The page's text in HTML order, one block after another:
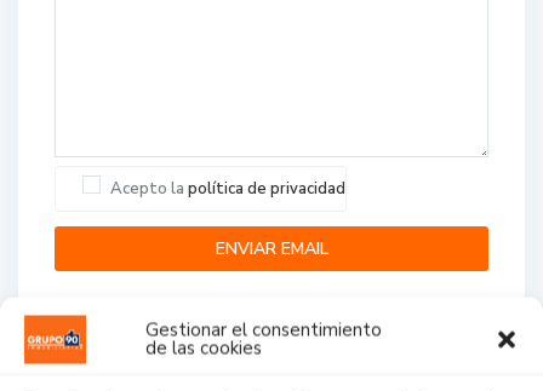
Gestionar el consentimiento
de las cookies
Acepto la política de privacidad